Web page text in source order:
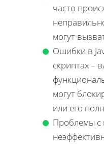
часто
могут
Ошибки в
скриптах –
могут
или его
Проблемы с